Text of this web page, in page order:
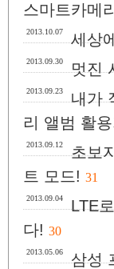
스마트카메
2013.10.07 세상
2013.09.30 멋진
2013.09.23
내가
리 앨범 활
2013.09.12
초보
트 모드! 31
2013.09.04
LTE
다! 30
2013.05.06 삼성